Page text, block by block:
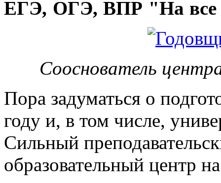
ЕГЭ, ОГЭ, ВПР "На все
Сооснователь
Пора задуматься о
году и, в том числе,
Сильный
образовательный центр